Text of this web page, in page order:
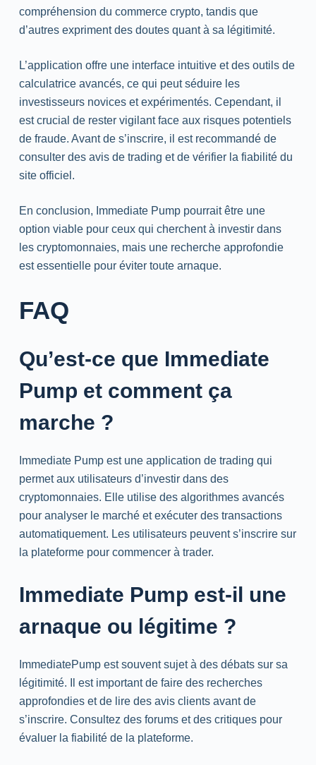
compréhension du commerce crypto, tandis que
d’autres expriment des doutes quant à sa légitimité.
L’application offre une interface intuitive et des outils de
calculatrice avancés, ce qui peut séduire les
investisseurs novices et expérimentés. Cependant, il
est crucial de rester vigilant face aux risques potentiels
de fraude. Avant de s’inscrire, il est recommandé de
consulter des avis de trading et de vérifier la fiabilité du
site officiel.
En conclusion, Immediate Pump pourrait être une
option viable pour ceux qui cherchent à investir dans
les cryptomonnaies, mais une recherche approfondie
est essentielle pour éviter toute arnaque.
FAQ
Qu’est-ce que Immediate
Pump et comment ça
marche ?
Immediate Pump est une application de trading qui
permet aux utilisateurs d’investir dans des
cryptomonnaies. Elle utilise des algorithmes avancés
pour analyser le marché et exécuter des transactions
automatiquement. Les utilisateurs peuvent s’inscrire sur
la plateforme pour commencer à trader.
Immediate Pump est-il une
arnaque ou légitime ?
ImmediatePump est souvent sujet à des débats sur sa
légitimité. Il est important de faire des recherches
approfondies et de lire des avis clients avant de
s’inscrire. Consultez des forums et des critiques pour
évaluer la fiabilité de la plateforme.